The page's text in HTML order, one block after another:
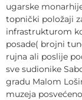
ugarske
topnički položaji
infrastrukturom
posade( brojni
rujna ali poslije
sve sudionike
gradu Malom
muzeja